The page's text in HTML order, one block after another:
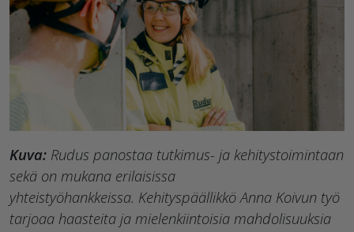
Kuva: Rudus panostaa tutkimus- ja kehitystoimintaan
sekä on mukana erilaisissa
yhteistyöhankkeissa. Kehityspäällikkö Anna Koivun työ
tarjoaa haasteita ja mielenkiintoisia mahdolisuuksia